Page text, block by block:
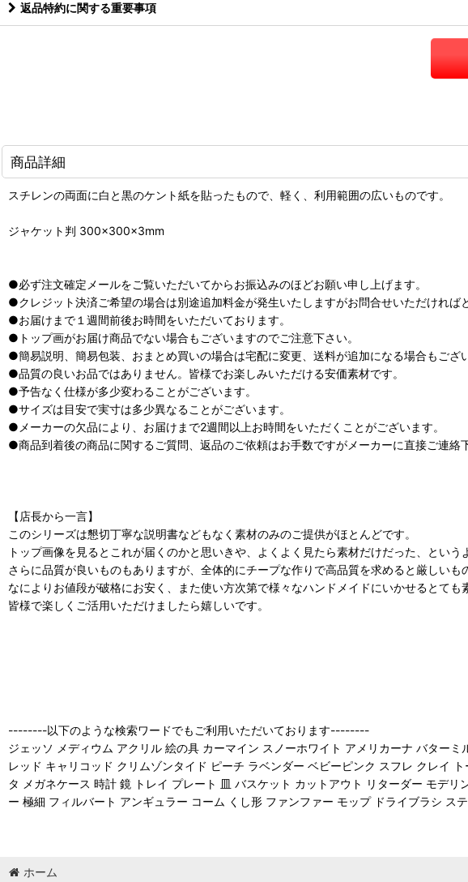
返品特約に関する重要事項
商品詳細
スチレンの両面に白と黒のケント紙を貼ったもので、軽く、利用範囲の広いものです。
ジャケット判 300×300×3mm
●必ず注文確定メールをご覧いただいてからお振込みのほどお願い申し上げます。
●クレジット決済ご希望の場合は別途追加料金が発生いたしますがお問合せいただければ
●お届けまで１週間前後お時間をいただいております。
●トップ画がお届け商品でない場合もございますのでご注意下さい。
●簡易説明、簡易包装、おまとめ買いの場合は宅配に変更、送料が追加になる場合もござ
●品質の良いお品ではありません。皆様でお楽しみいただける安価素材です。
●予告なく仕様が多少変わることがございます。
●サイズは目安で実寸は多少異なることがございます。
●メーカーの欠品により、お届けまで2週間以上お時間をいただくことがございます。
●商品到着後の商品に関するご質問、返品のご依頼はお手数ですがメーカーに直接ご連絡
【店長から一言】
このシリーズは懇切丁寧な説明書などもなく素材のみのご提供がほとんどです。
トップ画像を見るとこれが届くのかと思いきや、よくよく見たら素材だけだった、という
さらに品質が良いものもありますが、全体的にチープな作りで高品質を求めると厳しいも
なによりお値段が破格にお安く、また使い方次第で様々なハンドメイドにいかせるとても
皆様で楽しくご活用いただけましたら嬉しいです。
--------以下のような検索ワードでもご利用いただいております--------
ジェッソ メディウム アクリル 絵の具 カーマイン スノーホワイト アメリカーナ バター
レッド キャリコッド クリムゾンタイド ピーチ ラベンダー ベビーピンク スフレ クレイ
タ メガネケース 時計 鏡 トレイ プレート 皿 バスケット カットアウト リターダー モデ
ー 極細 フィルバート アンギュラー コーム くし形 ファンファー モップ ドライブラシ ス
ホーム